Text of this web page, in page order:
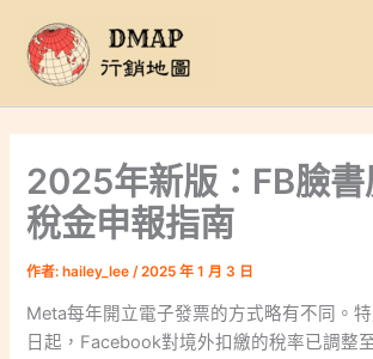
2025年新版：FB臉
稅金申報指南
作者: hailey_lee/2025 年 1 月 3 日
Meta每年開立電子發票的方式略有不同。
日起，Facebook對境外扣繳的稅率已調整